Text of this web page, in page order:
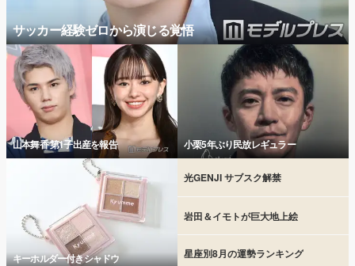
サッカー経験ゼロから演じる覚悟
山本舞香 第1子出産を報告 小栗5年ぶり民放レギュラー
キーホルダー付きシャドウ
光GENJI サブスク解禁
岩田＆イモトが巨大地上絵
星座別8月の運勢ランキング